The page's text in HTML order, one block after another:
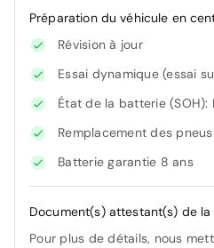
Préparation du véhicule en
Révision à jour
Essai dynamique (essai
État de la batterie (SOH):
Remplacement des
Batterie garantie 8 ans
Document(s) attestant(s) de
Pour plus de détails, nous